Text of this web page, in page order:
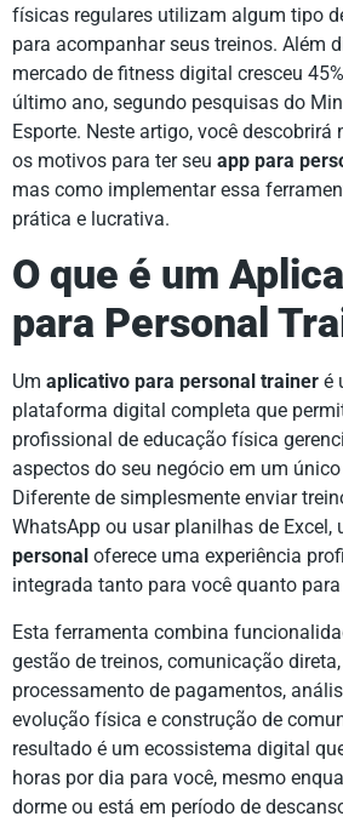
físicas regulares utilizam algum tipo
para acompanhar seus treinos. Além
mercado de fitness digital cresceu
último ano, segundo pesquisas do
Esporte. Neste artigo, você descobrirá
os motivos para ter seu app para
mas como implementar essa
prática e lucrativa.
O que é um
para Personal
Um aplicativo para personal trainer é
plataforma digital completa que
profissional de educação física
aspectos do seu negócio em um
Diferente de simplesmente enviar
WhatsApp ou usar planilhas de Excel,
personal oferece uma experiência
integrada tanto para você quanto
Esta ferramenta combina
gestão de treinos, comunicação direta,
processamento de pagamentos,
evolução física e construção de
resultado é um ecossistema digital
horas por dia para você, mesmo
dorme ou está em período de